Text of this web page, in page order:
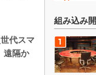
代スマ
遠隔か
組み込み